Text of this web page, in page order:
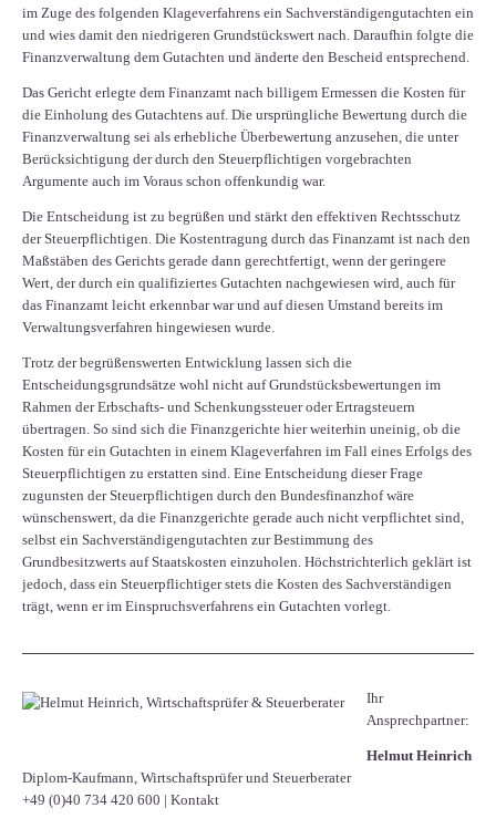
im Zuge des folgenden Klageverfahrens ein Sachverständigengutachten ein
und wies damit den niedrigeren Grundstückswert nach. Daraufhin folgte die
Finanzverwaltung dem Gutachten und änderte den Bescheid entsprechend.
Das Gericht erlegte dem Finanzamt nach billigem Ermessen die Kosten für
die Einholung des Gutachtens auf. Die ursprüngliche Bewertung durch die
Finanzverwaltung sei als erhebliche Überbewertung anzusehen, die unter
Berücksichtigung der durch den Steuerpflichtigen vorgebrachten
Argumente auch im Voraus schon offenkundig war.
Die Entscheidung ist zu begrüßen und stärkt den effektiven Rechtsschutz
der Steuerpflichtigen. Die Kostentragung durch das Finanzamt ist nach den
Maßstäben des Gerichts gerade dann gerechtfertigt, wenn der geringere
Wert, der durch ein qualifiziertes Gutachten nachgewiesen wird, auch für
das Finanzamt leicht erkennbar war und auf diesen Umstand bereits im
Verwaltungsverfahren hingewiesen wurde.
Trotz der begrüßenswerten Entwicklung lassen sich die
Entscheidungsgrundsätze wohl nicht auf Grundstücksbewertungen im
Rahmen der Erbschafts- und Schenkungssteuer oder Ertragsteuern
übertragen. So sind sich die Finanzgerichte hier weiterhin uneinig, ob die
Kosten für ein Gutachten in einem Klageverfahren im Fall eines Erfolgs des
Steuerpflichtigen zu erstatten sind. Eine Entscheidung dieser Frage
zugunsten der Steuerpflichtigen durch den Bundesfinanzhof wäre
wünschenswert, da die Finanzgerichte gerade auch nicht verpflichtet sind,
selbst ein Sachverständigengutachten zur Bestimmung des
Grundbesitzwerts auf Staatskosten einzuholen. Höchstrichterlich geklärt ist
jedoch, dass ein Steuerpflichtiger stets die Kosten des Sachverständigen
trägt, wenn er im Einspruchsverfahrens ein Gutachten vorlegt.
Ihr
Ansprechpartner:
Helmut Heinrich
Diplom-Kaufmann, Wirtschaftsprüfer ​und Steuerberater
+49 (0)40 734 420 600 | Kontakt